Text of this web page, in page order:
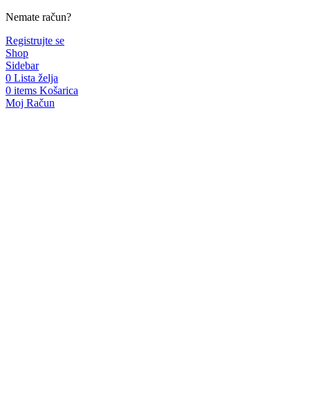
Nemate račun?
Registrujte se
Shop
Sidebar
0 Lista želja
0 items Košarica
Moj Račun